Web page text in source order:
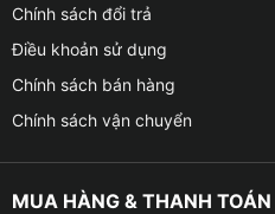
Chính sách đổi trả
Điều khoản sử dụng
Chính sách bán hàng
Chính sách vận chuyển
MUA HÀNG & THANH TOÁN